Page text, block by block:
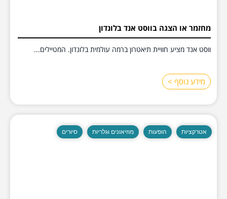
מחזמר או הצגה בווסט אנד בלונדון
ווסט אנד מציע חוויית תיאטרון ברמה עולמית בלונדון. המטיילים...
מידע נוסף >
אטרקציות הופעות מוזיאונים וגלריות סיורים